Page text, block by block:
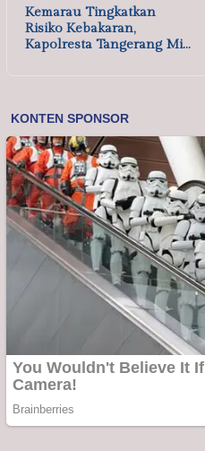
Kemarau Tingkatkan
Risiko Kebakaran,
Kapolresta Tangerang Mi…